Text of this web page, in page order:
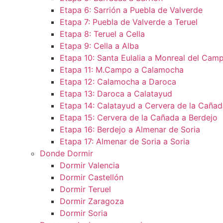
Etapa 6: Sarrión a Puebla de Valverde
Etapa 7: Puebla de Valverde a Teruel
Etapa 8: Teruel a Cella
Etapa 9: Cella a Alba
Etapa 10: Santa Eulalia a Monreal del
Etapa 11: M.Campo a Calamocha​
Etapa 12: Calamocha a Daroca ​
Etapa 13: Daroca a Calatayud
Etapa 14: Calatayud a Cervera de la
Etapa 15: Cervera de la Cañada a Berdejo
Etapa 16: Berdejo a Almenar de Soria
Etapa 17: Almenar de Soria a Soria ​
Donde Dormir
Dormir Valencia
Dormir Castellón
Dormir Teruel
Dormir Zaragoza
Dormir Soria